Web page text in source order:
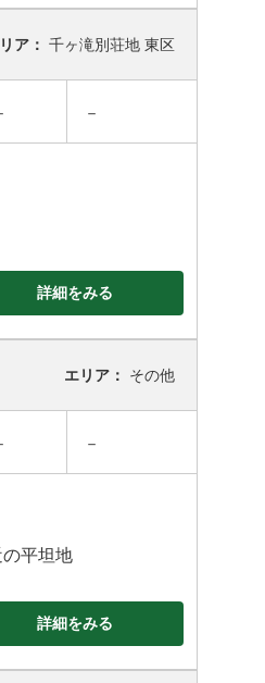
ア： 千ヶ滝別荘地 東区
－
詳細をみる
エリア： その他
－
平坦地
詳細をみる